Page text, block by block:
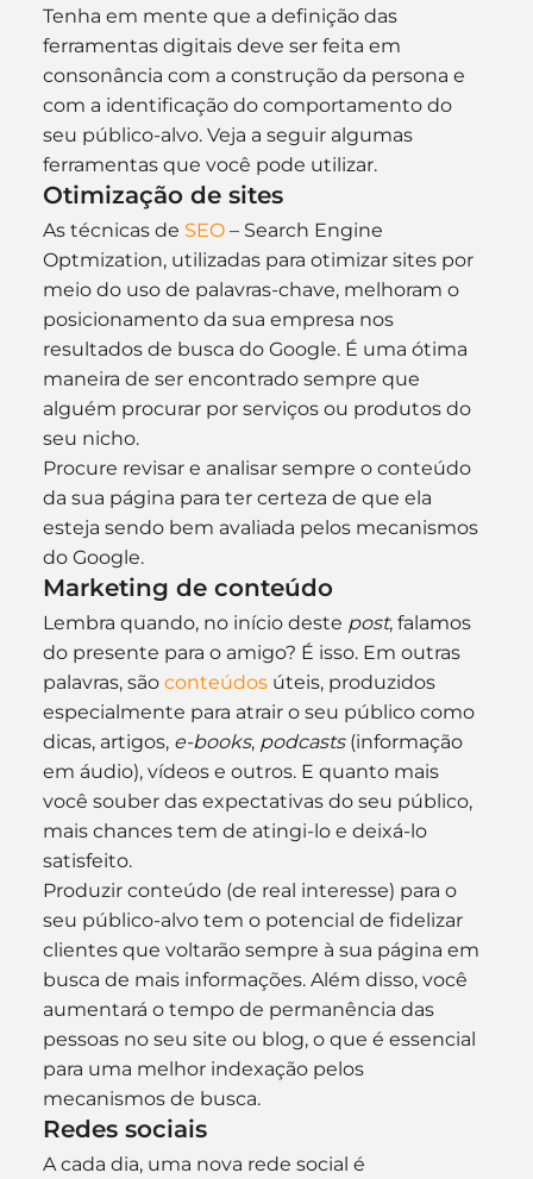
Tenha em mente que a definição das
ferramentas digitais deve ser feita em
consonância com a construção da persona e
com a identificação do comportamento do
seu público-alvo. Veja a seguir algumas
ferramentas que você pode utilizar.
Otimização de sites
As técnicas de SEO – Search Engine
Optmization, utilizadas para otimizar sites por
meio do uso de palavras-chave, melhoram o
posicionamento da sua empresa nos
resultados de busca do Google. É uma ótima
maneira de ser encontrado sempre que
alguém procurar por serviços ou produtos do
seu nicho.
Procure revisar e analisar sempre o conteúdo
da sua página para ter certeza de que ela
esteja sendo bem avaliada pelos mecanismos
do Google.
Marketing de conteúdo
Lembra quando, no início deste post, falamos
do presente para o amigo? É isso. Em outras
palavras, são conteúdos úteis, produzidos
especialmente para atrair o seu público como
dicas, artigos, e-books, podcasts (informação
em áudio), vídeos e outros. E quanto mais
você souber das expectativas do seu público,
mais chances tem de atingi-lo e deixá-lo
satisfeito.
Produzir conteúdo (de real interesse) para o
seu público-alvo tem o potencial de fidelizar
clientes que voltarão sempre à sua página em
busca de mais informações. Além disso, você
aumentará o tempo de permanência das
pessoas no seu site ou blog, o que é essencial
para uma melhor indexação pelos
mecanismos de busca.
Redes sociais
A cada dia, uma nova rede social é